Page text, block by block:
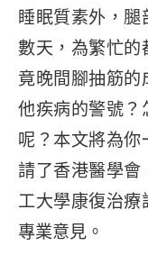
睡眠質素外，
數天，為繁忙
竟晚間腳抽筋
他疾病的警號
呢？本文將為
請了香港醫學
工大學康復治
專業意見。